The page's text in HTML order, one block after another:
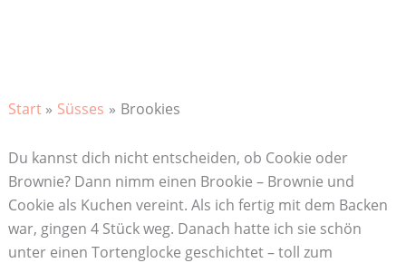
Start Süsses Brookies
Du kannst dich nicht entscheiden, ob Cookie oder
Brownie? Dann nimm einen Brookie – Brownie und
Cookie als Kuchen vereint. Als ich fertig mit dem Backen
war, gingen 4 Stück weg. Danach hatte ich sie schön
unter einen Tortenglocke geschichtet – toll zum